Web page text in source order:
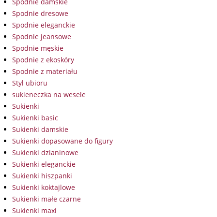
Spodnie dresowe
Spodnie eleganckie
Spodnie jeansowe
Spodnie męskie
Spodnie z ekoskóry
Spodnie z materiału
Styl ubioru
sukieneczka na wesele
Sukienki
Sukienki basic
Sukienki damskie
Sukienki dopasowane do figury
Sukienki dzianinowe
Sukienki eleganckie
Sukienki hiszpanki
Sukienki koktajlowe
Sukienki małe czarne
Sukienki maxi